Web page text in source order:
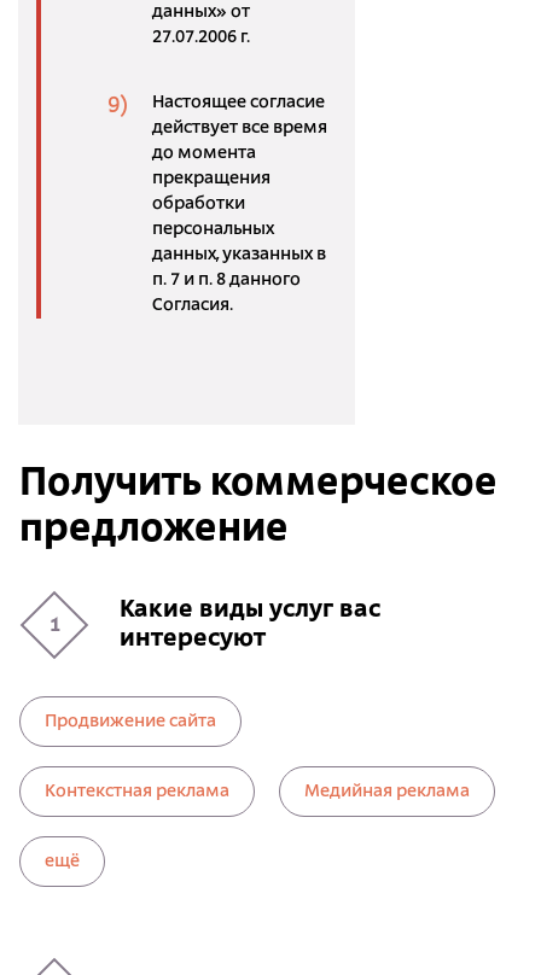
данных» от
27.07.2006 г.
Настоящее согласие
действует все время
до момента
прекращения
обработки
персональных
данных, указанных в
п. 7 и п. 8 данного
Согласия.
Получить коммерческое
предложение
1
Какие виды услуг вас
интересуют
Продвижение сайта
Контекстная реклама Медийная реклама
ещё